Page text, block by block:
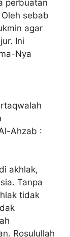
perbuatan
sebab
agar
Ini
Nya
Ahzab :
akhlak,
Tanpa
tidak
Rosulullah